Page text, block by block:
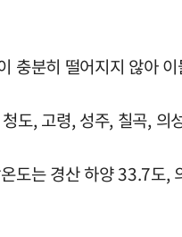
충분히 떨어지지 않아
도, 고령, 성주, 칠곡,
도는 경산 하양 33.7도